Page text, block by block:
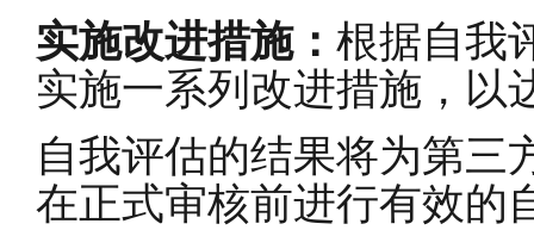
实施改进措施： 根据自我
实施一系列改进措施，以
自我评估的结果将为第三
在正式审核前进行有效的